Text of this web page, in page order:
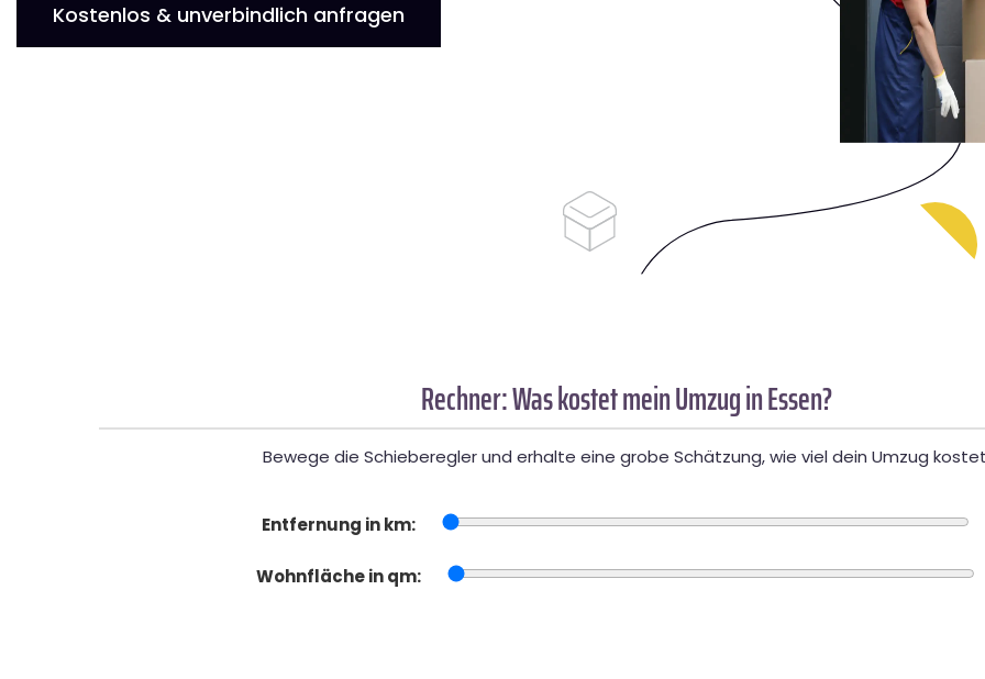
Kostenlos & unverbindlich anfragen
Rechner: Was kostet mein Umzug in Essen?
Bewege die Schieberegler und erhalte eine grobe Schätzung, wie viel dein Umzug
Entfernung in km:
Wohnfläche in qm: